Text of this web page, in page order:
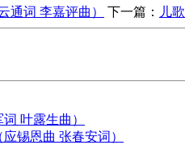
通词 李嘉评曲） 下一篇： 儿
叶露生曲）
锡恩曲 张春安词）